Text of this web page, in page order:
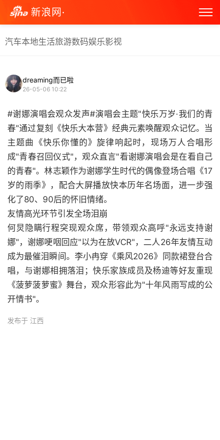
新浪网·
汽车本地生活旅游数码娱乐影视
dreaming而已啦
26-05-06 10:22
#谢娜演唱会观众发声#演唱会主题"快乐万岁·我们的青
春"通过复刻《快乐大本营》经典元素唤醒观众记忆。当
主题曲《快乐你懂的》旋律响起时，现场万人合唱形
成"青春召回仪式"，观众直言"看谢娜演唱会是在看自己
的青春"。林志颖作为谢娜学生时代的偶像登场合唱《17
岁的雨季》，配合大屏播放快本历年名场面，进一步强
化了80、90后的怀旧情绪。
友情高光环节引发全场泪崩
何炅隐瞒行程突现观众席，带领观众高呼"永远支持谢
娜"，谢娜哽咽回应"以为在放VCR"，二人26年友情互动
成为最催泪瞬间。李小冉穿《乘风2026》同款裙登台合
唱，与谢娜相拥落泪；快乐家族成员及杨迪等好友重现
《菠萝菠萝蜜》舞台，观众形容此为"十年风雨写成的公
开情书"。
发布于 江西